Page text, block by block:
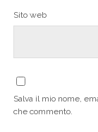
Sito web
Salva il mio nome,
che commento.